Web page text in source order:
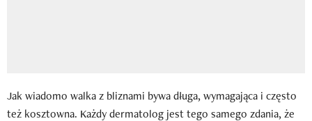
Jak wiadomo walka z bliznami bywa długa, wymagająca i często
też kosztowna. Każdy dermatolog jest tego samego zdania, że